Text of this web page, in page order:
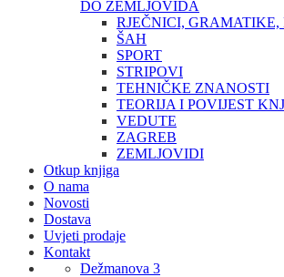
DO ZEMLJOVIDA
RJEČNICI,
ŠAH
SPORT
STRIPOVI
TEHNIČKE ZNANOSTI
TEORIJA I POVIJEST
VEDUTE
ZAGREB
ZEMLJOVIDI
Otkup knjiga
O nama
Novosti
Dostava
Uvjeti prodaje
Kontakt
Dežmanova 3